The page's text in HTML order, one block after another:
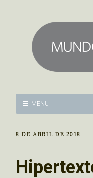
MENU
8 DE ABRIL DE 2018